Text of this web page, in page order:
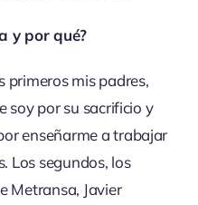
y por qué?
primeros mis padres,
soy por su sacrificio y
enseñarme a trabajar
Los segundos, los
Metransa, Javier